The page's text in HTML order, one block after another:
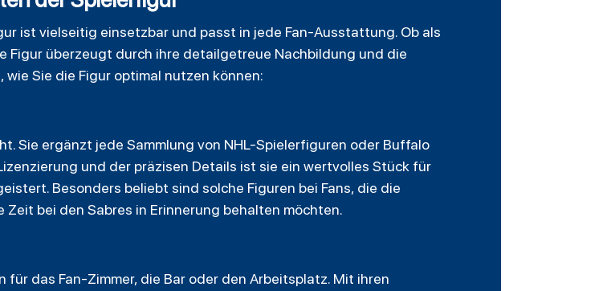
ist vielseitig einsetzbar und passt in jede Fan-Ausstattung. Ob als
Figur überzeugt durch ihre detailgetreue Nachbildung und die
Sie die Figur optimal nutzen können:
Sie ergänzt jede Sammlung von NHL-Spielerfiguren oder Buffalo
und der präzisen Details ist sie ein wertvolles Stück für
Besonders beliebt sind solche Figuren bei Fans, die die
bei den Sabres in Erinnerung behalten möchten.
das Fan-Zimmer, die Bar oder den Arbeitsplatz. Mit ihren